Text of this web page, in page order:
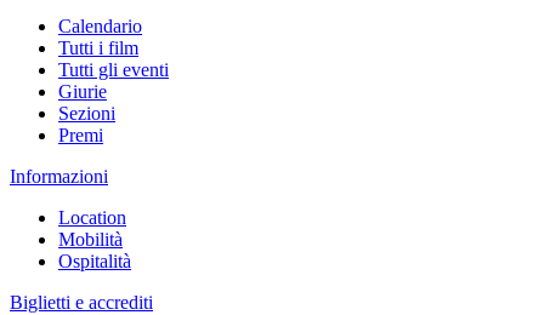
Calendario
Tutti i film
Tutti gli eventi
Giurie
Sezioni
Premi
Informazioni
Location
Mobilità
Ospitalità
Biglietti e accrediti